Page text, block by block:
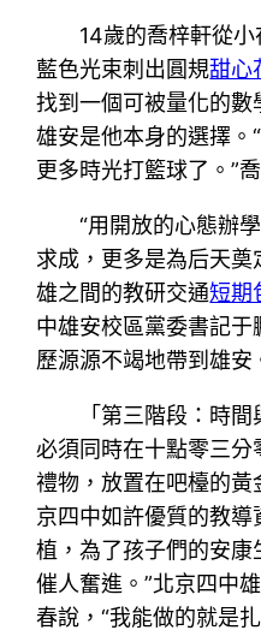
14歲的喬梓軒從
藍色光束刺出圓規甜心
找到一個可被量化的數
雄安是他本身的選擇。
更多時光打籃球了。”
“用開放的心態辦
求成，更多是為后天
雄之間的教研交通短期
中雄安校區黨委書記
歷源源不竭地帶到雄安
「第三階段：時
必須同時在十點零三
禮物，放置在吧檯的黃
京四中如許優質的教
植，為了孩子們的安康
催人奮進。”北京四中雄
春說，“我能做的就是